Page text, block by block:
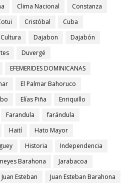
Clima Nacional
Constanza
Cristóbal
Cuba
Cultura Dajabon
Dajabón
Duvergé
EFEMERIDES DOMINICANAS
El Palmar Bahoruco
Elías Piña
Enriquillo
Farandula
farándula
Haití
Hato Mayor
Historia
Independencia
Barahona
Jarabacoa
Juan Esteban
Juan Esteban Barahona